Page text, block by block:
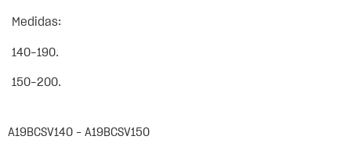
Medidas:
140-190.
150-200.
A19BCSV140 – A19BCSV150